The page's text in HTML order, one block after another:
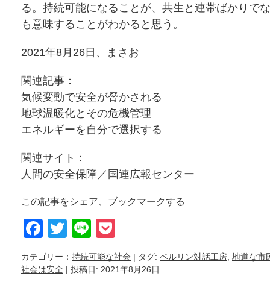
る。持続可能になることが、共生と連帯ばかりで
も意味することがわかると思う。
2021年8月26日、まさお
関連記事：
気候変動で安全が脅かされる
地球温暖化とその危機管理
エネルギーを自分で選択する
関連サイト：
人間の安全保障／国連広報センター
この記事をシェア、ブックマークする
Facebook
Twitter
Line
カテゴリー： 持続可能な社会 | タグ: ベルリン対話工房 地道な市
社会は安全 | 投稿日: 2021年8月26日